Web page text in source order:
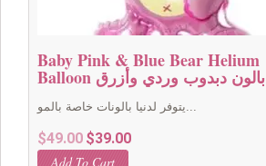
Baby Pink & Blue Bear Helium
Balloon بالون دبدوب وردي وأزرق
$49.00 Original
price
$39.00Current
Add To Cart